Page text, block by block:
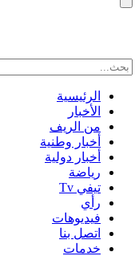
الرئيسية
الأخبار
من الريف
أخبار وطنية
أخبار دولية
رياضة
تيفي Tv
رأي
فيديوهات
اتصل بنا
خدمات